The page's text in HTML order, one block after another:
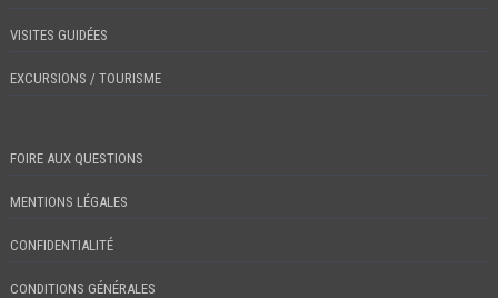
VISITES GUIDÉES
EXCURSIONS / TOURISME
FOIRE AUX QUESTIONS
MENTIONS LÉGALES
CONFIDENTIALITÉ
CONDITIONS GÉNÉRALES